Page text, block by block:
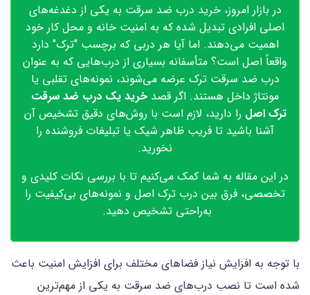
در بازار امروز، خرید درب ضد سرقت به یکی از دغدغه‌های
اصلی افرادی تبدیل شده که به امنیت خانه و محل کار خود
اهمیت می‌دهند. اما آیا هر دربی که برچسب "ترک" دارد
واقعاً اصل است؟ متأسفانه بسیاری از درب‌هایی که به عنوان
درب ضد سرقت ترک عرضه می‌شوند، نمونه‌های تقلبی یا
مونتاژ داخل هستند. اگر قصد خرید یک درب ضد سرقت
ترک اصل را دارید، لازم است با روش‌های دقیق تشخیص آن
آشنا باشید تا فریب ظاهر شیک یا تبلیغات فروشنده را
نخورید.
در این مقاله به شما کمک می‌کنیم تا با بررسی نکات کلیدی و
تخصصی، فرق بین درب ترک اصل و نمونه‌های بی‌کیفیت را
به‌راحتی تشخیص دهید.
با توجه به افزایش نیاز فضاهای مختلف برای افزایش امنیت باعث
شده است تا نصب درب‌های ضد سرقت به یکی از مهم‌‌ترین